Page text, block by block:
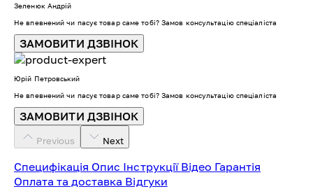
Зеленюк Андрій
Не впевнений чи пасує товар саме тобі? Замов консультацію спеціаліста
ЗАМОВИТИ ДЗВІНОК
Юрій Петровський
Не впевнений чи пасує товар саме тобі? Замов консультацію спеціаліста
ЗАМОВИТИ ДЗВІНОК
Previous Next
Специфікація Опис Інструкції Відео Гарантія
Оплата та доставка Відгуки